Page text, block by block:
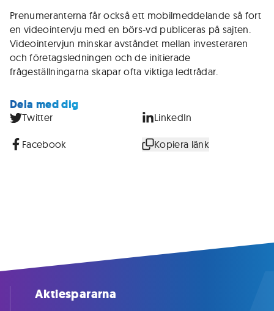
Prenumeranterna får också ett mobilmeddelande så fort
en videointervju med en börs-vd publiceras på sajten.
Videointervjun minskar avståndet mellan investeraren
och företagsledningen och de initierade
frågeställningarna skapar ofta viktiga ledtrådar.
Dela med dig
Twitter LinkedIn
Facebook Kopiera länk
Aktiespararna